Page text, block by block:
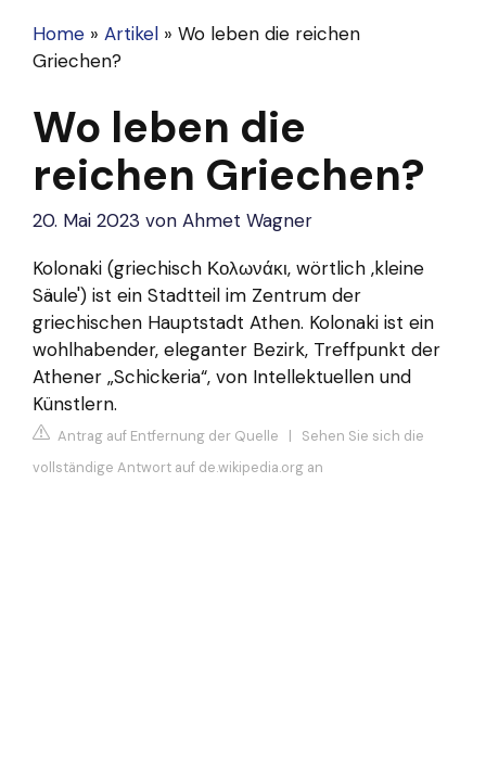
Home » Artikel » Wo leben die reichen
Griechen?
Wo leben die
reichen Griechen?
20. Mai 2023 von Ahmet Wagner
Kolonaki (griechisch Κολωνάκι, wörtlich ‚kleine
Säule') ist ein Stadtteil im Zentrum der
griechischen Hauptstadt Athen. Kolonaki ist ein
wohlhabender, eleganter Bezirk, Treffpunkt der
Athener „Schickeria“, von Intellektuellen und
Künstlern.
Antrag auf Entfernung der Quelle | Sehen Sie sich die
vollständige Antwort auf de.wikipedia.org an